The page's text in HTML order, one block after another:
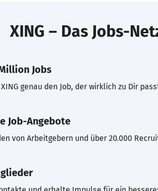
XING – Das Jobs-
Jobs
genau den Job, der wirklich zu Dir
Job-Angebote
von Arbeitgebern und über 20.000